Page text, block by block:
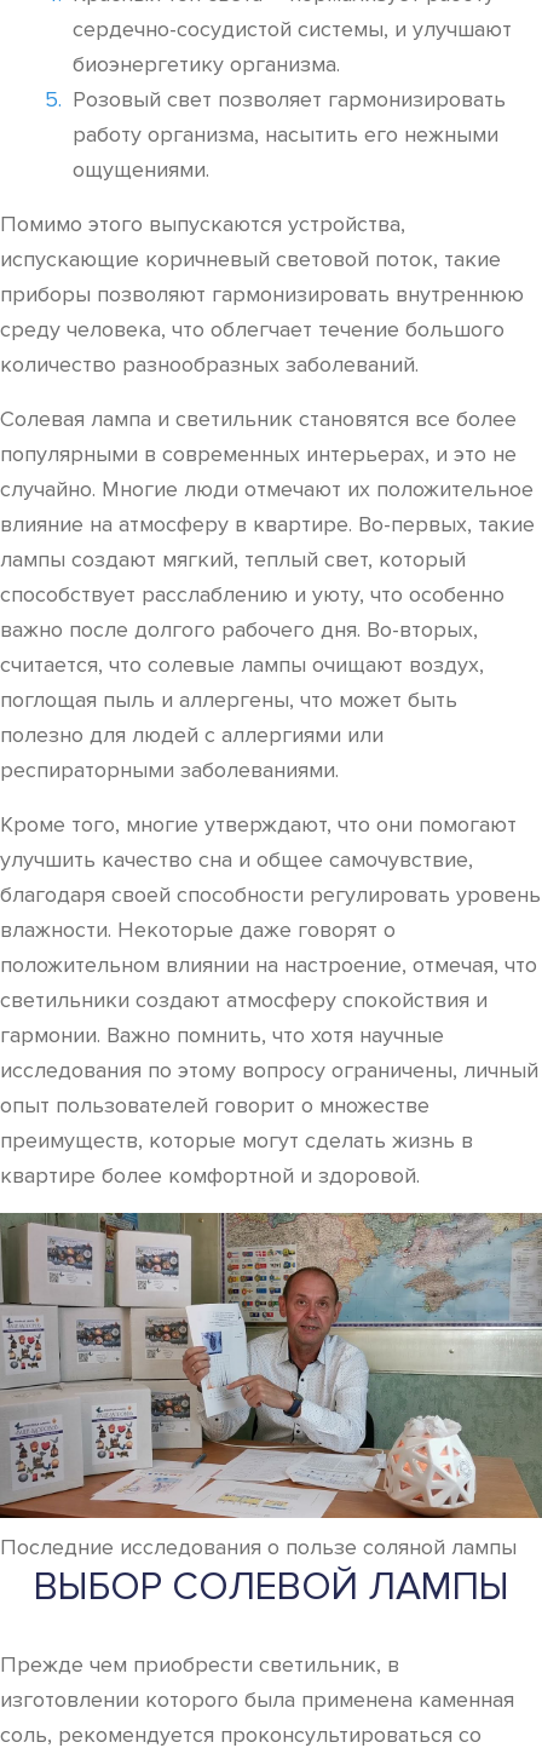
сердечно-сосудистой системы, и улучшают
биоэнергетику организма.
Розовый свет позволяет гармонизировать
работу организма, насытить его нежными
ощущениями.
Помимо этого выпускаются устройства,
испускающие коричневый световой поток, такие
приборы позволяют гармонизировать внутреннюю
среду человека, что облегчает течение большого
количество разнообразных заболеваний.
Солевая лампа и светильник становятся все более
популярными в современных интерьерах, и это не
случайно. Многие люди отмечают их положительное
влияние на атмосферу в квартире. Во-первых, такие
лампы создают мягкий, теплый свет, который
способствует расслаблению и уюту, что особенно
важно после долгого рабочего дня. Во-вторых,
считается, что солевые лампы очищают воздух,
поглощая пыль и аллергены, что может быть
полезно для людей с аллергиями или
респираторными заболеваниями.
Кроме того, многие утверждают, что они помогают
улучшить качество сна и общее самочувствие,
благодаря своей способности регулировать уровень
влажности. Некоторые даже говорят о
положительном влиянии на настроение, отмечая, что
светильники создают атмосферу спокойствия и
гармонии. Важно помнить, что хотя научные
исследования по этому вопросу ограничены, личный
опыт пользователей говорит о множестве
преимуществ, которые могут сделать жизнь в
квартире более комфортной и здоровой.
Последние исследования о пользе соляной лампы
ВЫБОР СОЛЕВОЙ ЛАМПЫ
Прежде чем приобрести светильник, в
изготовлении которого была применена каменная
соль, рекомендуется проконсультироваться со